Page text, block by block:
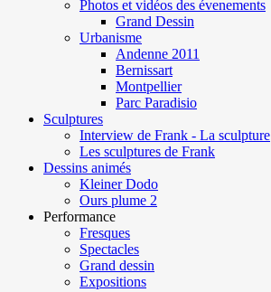
Photos et vidéos des évenements
Grand Dessin
Urbanisme
Andenne 2011
Bernissart
Montpellier
Parc Paradisio
Sculptures
Interview de Frank - La sculpture
Les sculptures de Frank
Dessins animés
Kleiner Dodo
Ours plume 2
Performance
Fresques
Spectacles
Grand dessin
Expositions